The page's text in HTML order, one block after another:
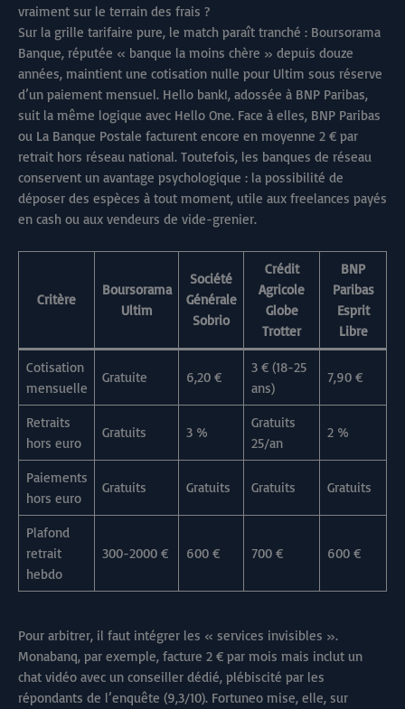
vraiment sur le terrain des frais ?
Sur la grille tarifaire pure, le match paraît tranché : Boursorama
Banque, réputée « banque la moins chère » depuis douze
années, maintient une cotisation nulle pour Ultim sous réserve
d’un paiement mensuel. Hello bank!, adossée à BNP Paribas,
suit la même logique avec Hello One. Face à elles, BNP Paribas
ou La Banque Postale facturent encore en moyenne 2 € par
retrait hors réseau national. Toutefois, les banques de réseau
conservent un avantage psychologique : la possibilité de
déposer des espèces à tout moment, utile aux freelances payés
en cash ou aux vendeurs de vide-grenier.
Critère
Boursorama
Ultim
Société
Générale
Sobrio
Crédit
Agricole
Globe
Trotter
BNP
Paribas
Esprit
Libre
Cotisation
mensuelle
Gratuite 6,20 €
3 € (18-25
ans)
7,90 €
Retraits
hors euro
Gratuits 3 %
Gratuits
25/an
2 %
Paiements
hors euro
Gratuits Gratuits Gratuits Gratuits
Plafond
retrait
hebdo
300-2000 € 600 € 700 € 600 €
Pour arbitrer, il faut intégrer les « services invisibles ».
Monabanq, par exemple, facture 2 € par mois mais inclut un
chat vidéo avec un conseiller dédié, plébiscité par les
répondants de l’enquête (9,3/10). Fortuneo mise, elle, sur